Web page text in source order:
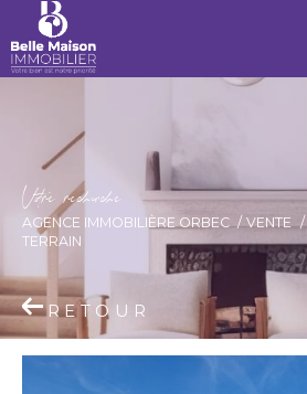
Vore recece
AGENCE IMMOBILIÈRE ORBEC VENTE
TERRAIN
RETOUR